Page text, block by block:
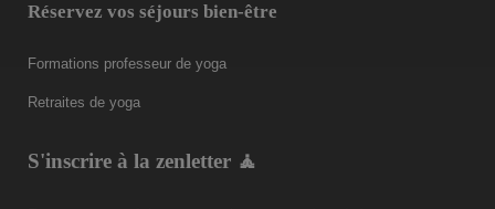
Réservez vos séjours bien-être
Formations professeur de yoga
Retraites de yoga
S'inscrire à la zenletter 🧘